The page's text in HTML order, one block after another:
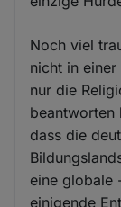
Noch viel
nicht in
nur die
beantworten
dass die
eine globale
einigende